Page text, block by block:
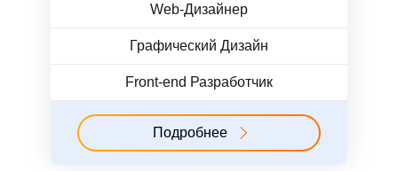
Web-Дизайнер
Графический Дизайн
Front-end Разработчик
Подробнее